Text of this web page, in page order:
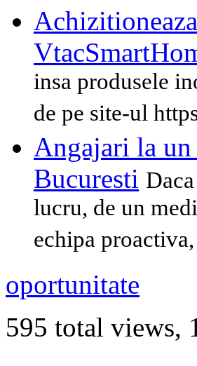
insa produsele
de pe site-ul
Angajari la
Bucuresti
lucru, de un
echipa
oportunitate
595 total views,